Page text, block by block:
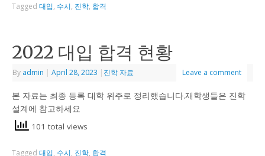
Tagged대입, 수시, 진학, 합격
2022 대입 합격 현황
By admin | April 28, 2023 | 진학 자료 Leave a comment
본 자료는 최종 등록 대학 위주로 정리했습니다.재학생들은 진학
설계에 참고하세요
101 total views
Tagged대입, 수시, 진학, 합격